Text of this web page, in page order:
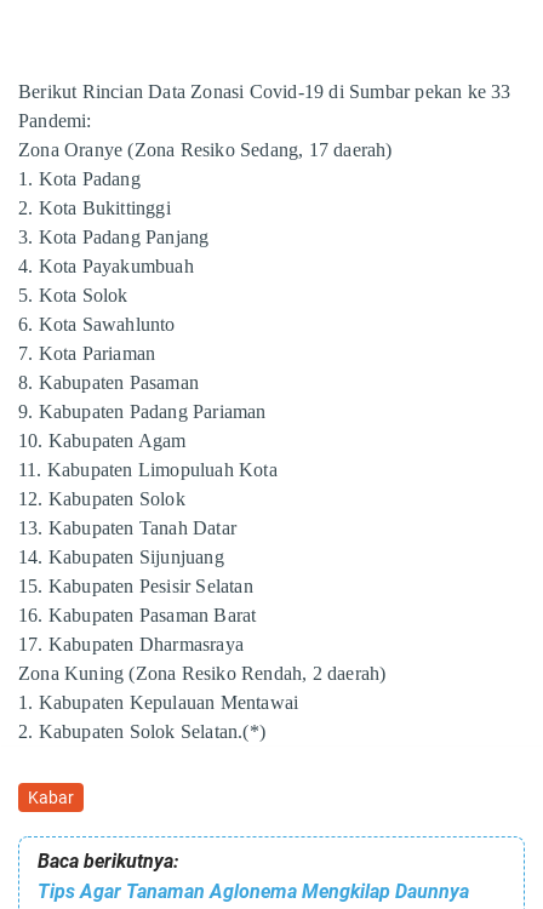
Berikut Rincian Data Zonasi Covid-19 di Sumbar pekan ke 33
Pandemi:
Zona Oranye (Zona Resiko Sedang, 17 daerah)
1. Kota Padang
2. Kota Bukittinggi
3. Kota Padang Panjang
4. Kota Payakumbuah
5. Kota Solok
6. Kota Sawahlunto
7. Kota Pariaman
8. Kabupaten Pasaman
9. Kabupaten Padang Pariaman
10. Kabupaten Agam
11. Kabupaten Limopuluah Kota
12. Kabupaten Solok
13. Kabupaten Tanah Datar
14. Kabupaten Sijunjuang
15. Kabupaten Pesisir Selatan
16. Kabupaten Pasaman Barat
17. Kabupaten Dharmasraya
Zona Kuning (Zona Resiko Rendah, 2 daerah)
1. Kabupaten Kepulauan Mentawai
2. Kabupaten Solok Selatan.(*)
Kabar
Baca berikutnya:
Tips Agar Tanaman Aglonema Mengkilap Daunnya